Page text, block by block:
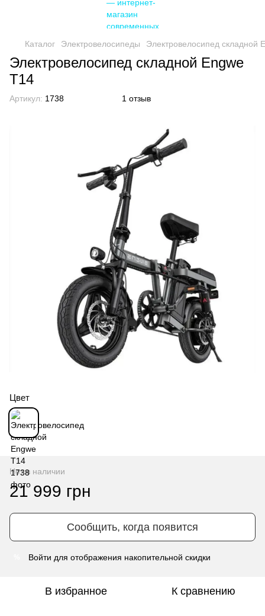
Каталог Электровелосипеды Электровелосипед складной
Электровелосипед складной Engwe
T14
Артикул: 1738 1 отзыв
Цвет
Нет в наличии
21 999 грн
Сообщить, когда появится
Войти для отображения накопительной скидки
В избранное К сравнению